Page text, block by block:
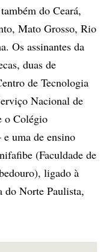
do Ceará,
Mato Grosso, Rio
Os assinantes da
duas de
de Tecnologia
Nacional de
o Colégio
uma de ensino
(Faculdade de
ligado à
do Norte Paulista,